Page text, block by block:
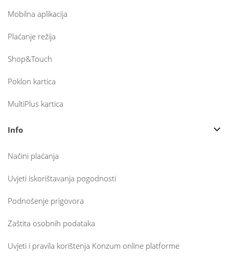
Mobilna aplikacija
Plaćanje režija
Shop&Touch
Poklon kartica
MultiPlus kartica
Info
Načini plaćanja
Uvjeti iskorištavanja pogodnosti
Podnošenje prigovora
Zaštita osobnih podataka
Uvjeti i pravila korištenja Konzum online platforme